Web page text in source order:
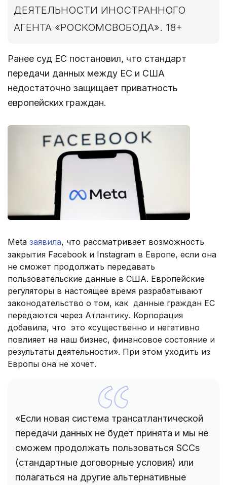
ДЕЯТЕЛЬНОСТИ ИНОСТРАННОГО
АГЕНТА «РОСКОМСВОБОДА». 18+
Ранее суд ЕС постановил, что стандарт
передачи данных между ЕС и США
недостаточно защищает приватность
европейских граждан.
Meta заявила, что рассматривает возможность
закрытия Facebook и Instagram в Европе, если она
не сможет продолжать передавать
пользовательские данные в США. Европейские
регуляторы в настоящее время разрабатывают
законодательство о том, как данные граждан ЕС
передаются через Атлантику. Корпорация
добавила, что это «существенно и негативно
повлияет на наш бизнес, финансовое состояние и
результаты деятельности». При этом уходить из
Европы она не хочет.
«Если новая система трансатлантической
передачи данных не будет принята и мы не
сможем продолжать пользоваться SCCs
(стандартные договорные условия) или
полагаться на другие альтернативные